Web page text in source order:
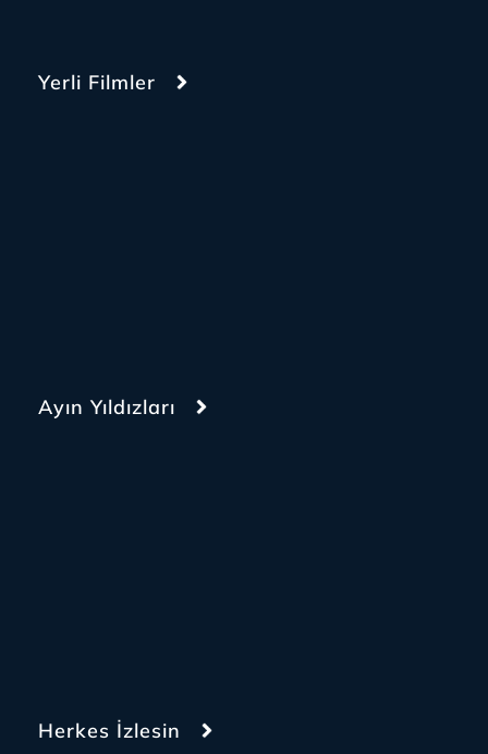
Yerli Filmler
Ayın Yıldızları
Herkes İzlesin